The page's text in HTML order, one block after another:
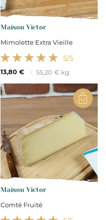
31
Maison Victor
Mimolette Extra Vieille
5/5
13,80 € 55,20 € kg
Maison Victor
Comté Fruité